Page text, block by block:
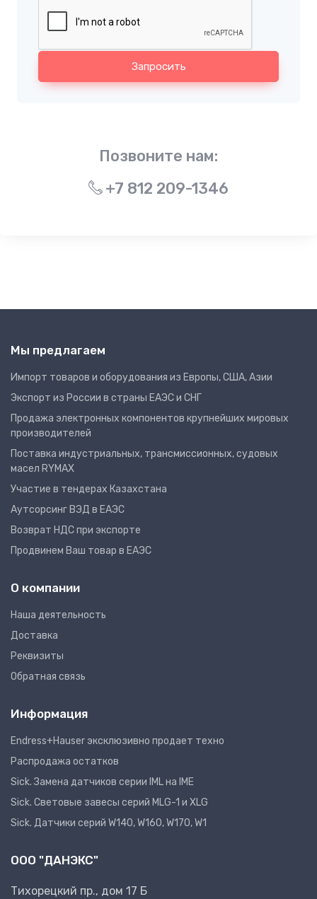
Запросить
Позвоните нам:
+7 812 209-1346
Мы предлагаем
Импорт товаров и оборудования из Европы, США, Азии
Экспорт из России в страны ЕАЭС и СНГ
Продажа электронных компонентов крупнейших мировых
производителей
Поставка индустриальных, трансмиссионных, судовых
масел RYMAX
Участие в тендерах Казахстана
Аутсорсинг ВЭД в ЕАЭС
Возврат НДС при экспорте
Продвинем Ваш товар в ЕАЭС
О компании
Наша деятельность
Доставка
Реквизиты
Обратная связь
Информация
Endress+Hauser эксклюзивно продает техно
Распродажа остатков
Sick. Замена датчиков серии IML на IME
Sick. Световые завесы серий MLG-1 и XLG
Sick. Датчики серий W140, W160, W170, W1
ООО "ДАНЭКС"
Тихорецкий пр., дом 17 Б